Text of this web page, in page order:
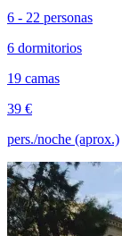
6 - 22 personas
6 dormitorios
19 camas
39 €
pers./noche (aprox.)